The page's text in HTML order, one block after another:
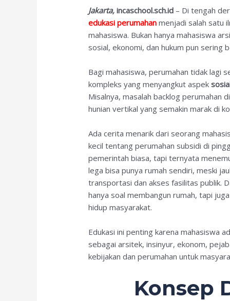
Jakarta, incaschool.sch.id – Di tengah
edukasi perumahan menjadi salah satu
mahasiswa. Bukan hanya mahasiswa
sosial, ekonomi, dan hukum pun sering
Bagi mahasiswa, perumahan tidak lagi
kompleks yang menyangkut aspek
Misalnya, masalah backlog perumahan
hunian vertikal yang semakin marak di
Ada cerita menarik dari seorang
kecil tentang perumahan subsidi di
pemerintah biasa, tapi ternyata
lega bisa punya rumah sendiri, meski
transportasi dan akses fasilitas publik.
hanya soal membangun rumah, tapi
hidup masyarakat.
Edukasi ini penting karena mahasiswa
sebagai arsitek, insinyur, ekonom,
kebijakan dan perumahan untuk
Konsep